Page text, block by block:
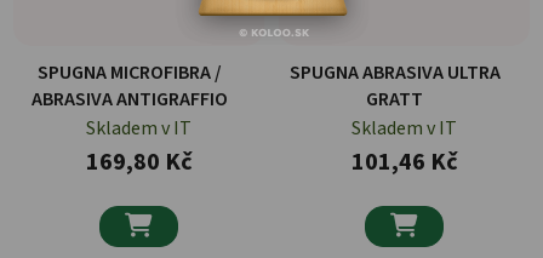
SPUGNA MICROFIBRA /
ABRASIVA ANTIGRAFFIO
Skladem v IT
169,80 Kč

SPUGNA ABRASIVA ULTRA
GRATT
Skladem v IT
101,46 Kč
